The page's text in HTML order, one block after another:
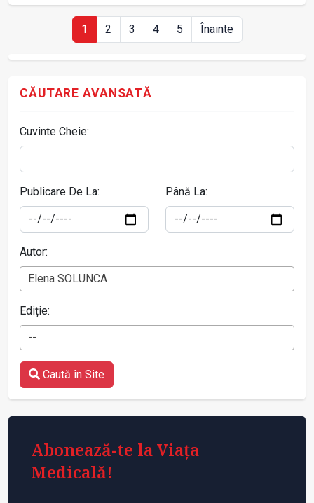
1 2 3 4 5 Înainte
CĂUTARE AVANSATĂ
Cuvinte Cheie:
Publicare De La: Până La:
Autor:
Elena SOLUNCA
Ediție:
--
Caută în Site
Abonează-te la Viața
Medicală!